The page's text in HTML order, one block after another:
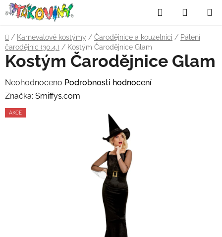
Přejít
na
obsah
Hledat
KOŠÍK
Domů
/ Karnevalové kostýmy / Čarodějnice a kouzelníci / Pálení
čarodějnic (30.4.) / Kostým Čarodějnice Glam
Kostým Čarodějnice Glam
Průměrné
hodnocení
produktu
Neohodnoceno Podrobnosti hodnocení
Značka: Smiffys.com
AKCE